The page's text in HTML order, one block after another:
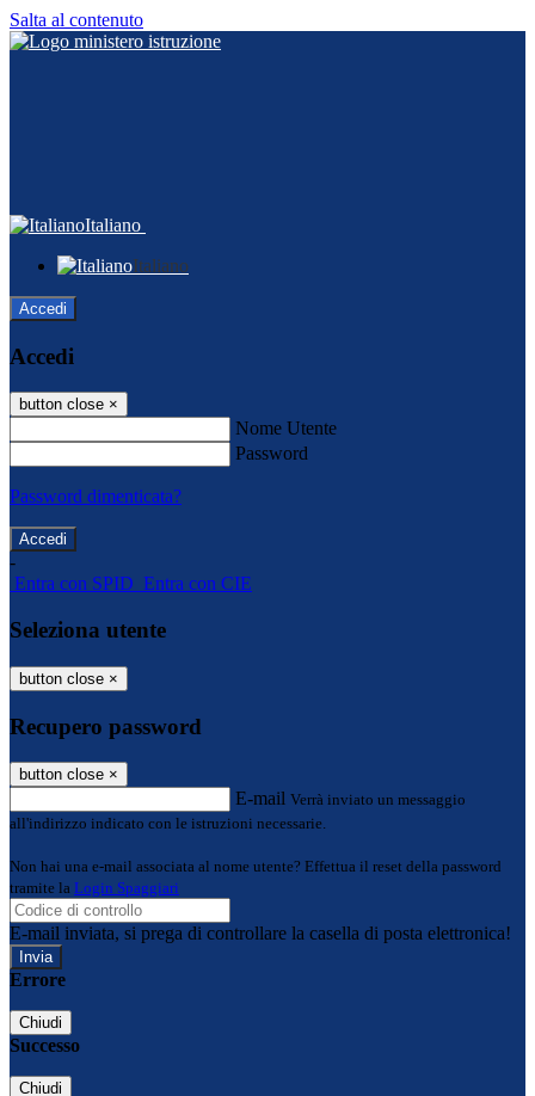
Salta al contenuto
Italiano
Italiano
Accedi
Accedi
button close ×
Nome Utente
Password
Password dimenticata?
-
Entra con SPID Entra con CIE
Seleziona utente
button close ×
Recupero password
button close ×
E-mail Verrà inviato un messaggio
all'indirizzo indicato con le istruzioni necessarie.
Non hai una e-mail associata al nome utente? Effettua il reset della password
tramite la Login Spaggiari
E-mail inviata, si prega di controllare la casella di posta elettronica!
Errore
Chiudi
Successo
Chiudi